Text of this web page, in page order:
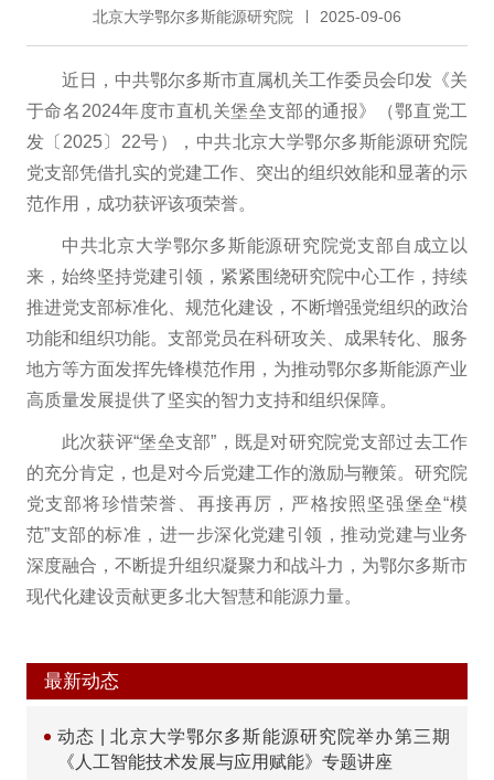
北京大学鄂尔多斯能源研究院 2025-09-06
近日，中共鄂尔多斯市直属机关工作委员会印发《关
于命名2024年度市直机关堡垒支部的通报》（鄂直党工
发〔2025〕22号），中共北京大学鄂尔多斯能源研究院
党支部凭借扎实的党建工作、突出的组织效能和显著的示
范作用，成功获评该项荣誉。
中共北京大学鄂尔多斯能源研究院党支部自成立以
来，始终坚持党建引领，紧紧围绕研究院中心工作，持续
推进党支部标准化、规范化建设，不断增强党组织的政治
功能和组织功能。支部党员在科研攻关、成果转化、服务
地方等方面发挥先锋模范作用，为推动鄂尔多斯能源产业
高质量发展提供了坚实的智力支持和组织保障。
此次获评“堡垒支部”，既是对研究院党支部过去工作
的充分肯定，也是对今后党建工作的激励与鞭策。研究院
党支部将珍惜荣誉、再接再厉，严格按照坚强堡垒“模
范”支部的标准，进一步深化党建引领，推动党建与业务
深度融合，不断提升组织凝聚力和战斗力，为鄂尔多斯市
现代化建设贡献更多北大智慧和能源力量。
最新动态
动态 | 北京大学鄂尔多斯能源研究院举办第三期
《人工智能技术发展与应用赋能》专题讲座